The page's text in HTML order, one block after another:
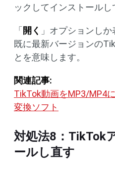
ックしてインストールし
「 開く 」オプションしか
既に最新バージョンの
とを意味します。
関連記事:
TikTok動画をMP3/MP4
変換ソフト
対処法8：TikTok
ールし直す